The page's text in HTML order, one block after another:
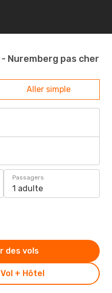
Nuremberg pas cher
Aller simple
Passagers
1 adulte
+ Hôtel
des vols